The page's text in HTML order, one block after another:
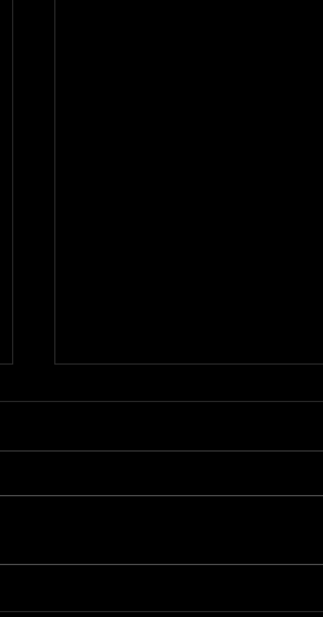
Nous Trébuchons Tous